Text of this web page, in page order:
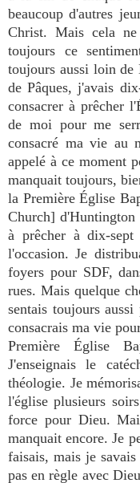
beaucoup d'autres
Christ. Mais cela ne
toujours ce
toujours aussi loin
de Pâques, j'avais
consacrer à prêcher
de moi pour me
consacré ma vie au
appelé à ce moment
manquait toujours,
la Première Église
Church] d'Huntington
à prêcher à dix-
l'occasion. Je
foyers pour SDF,
rues. Mais quelque
sentais toujours
consacrais ma vie
Première Église
J'enseignais le
théologie. Je
l'église plusieurs
force pour Dieu.
manquait encore. Je
faisais, mais je
pas en règle avec